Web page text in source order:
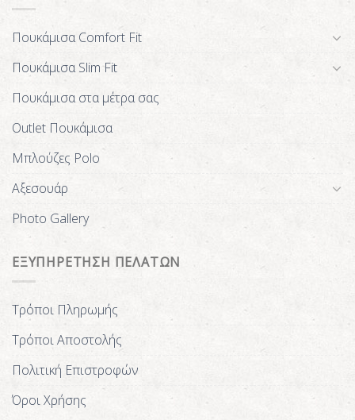
Πουκάμισα Comfort Fit
Πουκάμισα Slim Fit
Πουκάμισα στα μέτρα σας
Outlet Πουκάμισα
Μπλούζες Polo
Αξεσουάρ
Photo Gallery
ΕΞΥΠΗΡΕΤΗΣΗ ΠΕΛΑΤΩΝ
Τρόποι Πληρωμής
Τρόποι Αποστολής
Πολιτική Επιστροφών
Όροι Χρήσης